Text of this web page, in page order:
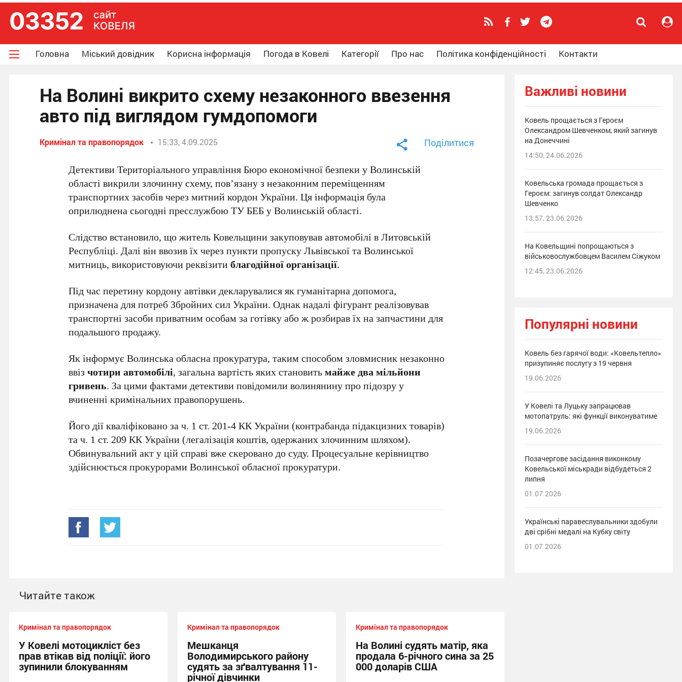
Головна Міський довідник Корисна інформація Погода в Ковелі Категорії Про нас Політика конфіденційності Контакти
На Волині викрито схему незаконного ввезення
авто під виглядом гумдопомоги
Кримінал та правопорядок 15:33, 4.09.2025 Поділитися
Детективи Територіального управління Бюро економічної безпеки у Волинській
області викрили злочинну схему, пов’язану з незаконним переміщенням
транспортних засобів через митний кордон України. Ця інформація була
оприлюднена сьогодні пресслужбою ТУ БЕБ у Волинській області.
Слідство встановило, що житель Ковельщини закуповував автомобілі в Литовській
Республіці. Далі він ввозив їх через пункти пропуску Львівської та Волинської
митниць, використовуючи реквізитиблагодійної організації.
Під час перетину кордону автівки декларувалися як гуманітарна допомога,
призначена для потреб Збройних сил України. Однак надалі фігурант реалізовував
транспортні засоби приватним особам за готівку або ж розбирав їх на запчастини для
подальшого продажу.
Як інформує Волинська обласна прокуратура, таким способом зловмисник незаконно
ввізчотири автомобілі, загальна вартість яких становитьмайже два мільйони
гривень. За цими фактами детективи повідомили волинянину про підозру у
вчиненні кримінальних правопорушень.
Його дії кваліфіковано за ч. 1 ст. 201-4 КК України (контрабанда підакцизних товарів)
та ч. 1 ст. 209 КК України (легалізація коштів, одержаних злочинним шляхом).
Обвинувальний акт у цій справі вже скеровано до суду. Процесуальне керівництво
здійснюється прокурорами Волинської обласної прокуратури.
Читайте також
Кримінал та правопорядок
У Ковелі мотоцикліст без
прав втікав від поліції: його
зупинили блокуванням
Кримінал та правопорядок
Мешканця
Володимирського району
судять за зґвалтування 11-
річної дівчинки
Кримінал та правопорядок
На Волині судять матір, яка
продала 6-річного сина за 25
000 доларів США
Важливі новини
Ковель прощається з Героєм
Олександром Шевченком, який загинув
на Донеччині
14:50, 24.06.2026
Ковельська громада прощається з
Героєм: загинув солдат Олександр
Шевченко
13:57, 23.06.2026
На Ковельщині попрощаються з
військовослужбовцем Василем Сіжуком
12:45, 23.06.2026
Популярні новини
Ковель без гарячої води: «Ковельтепло»
призупиняє послугу з 19 червня
19.06.2026
У Ковелі та Луцьку запрацював
мотопатруль: які функції виконуватиме
19.06.2026
Позачергове засідання виконкому
Ковельської міськради відбудеться 2
липня
01.07.2026
Українські паравеслувальники здобули
дві срібні медалі на Кубку світу
01.07.2026